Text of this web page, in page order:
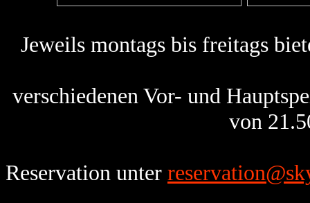
Jeweils montags bis freitags
verschiedenen Vor- und
von
Reservation unter